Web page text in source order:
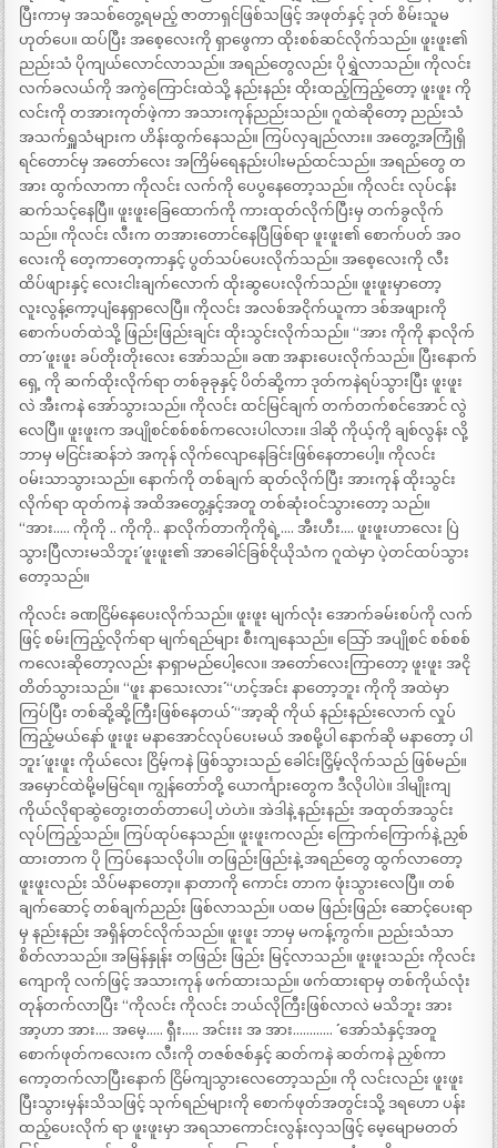
ပြီးကာမှ အသစ်တွေ့ရမည့် ဇာတာရှင်ဖြစ်သဖြင့် အဖုတ်နှင့် ဒုတ် စိမ်းသူမ
ဟုတ်ပေ။ ထပ်ပြီး အစေ့လေးကို ရှာဖွေကာ ထိုးစစ်ဆင်လိုက်သည်။ ဖူးဖူး၏
ညည်းသံ ပိုကျယ်လောင်လာသည်။ အရည်တွေလည်း ပိုရွှဲလာသည်။ ကိုလင်း
လက်ခလယ်ကို အကွဲကြောင်းထဲသို့ နည်းနည်း ထိုးထည့်ကြည့်တော့ ဖူးဖူး ကို
လင်းကို တအားကုတ်ဖဲ့ကာ အသားကုန်ညည်းသည်။ ဂူထဲဆိုတော့ ညည်းသံ
အသက်ရှူသံများက ဟိန်းထွက်နေသည်။ ကြပ်လှချည်လား။ အတွေ့အကြုံရှိ
ရင်တောင်မှ အတော်လေး အကြိမ်ရေနည်းပါးမည်ထင်သည်။ အရည်တွေ တ
အား ထွက်လာကာ ကိုလင်း လက်ကို ပေပွနေတော့သည်။ ကိုလင်း လုပ်ငန်း
ဆက်သင့်နေပြီ။ ဖူးဖူးခြေထောက်ကို ကားထုတ်လိုက်ပြီးမှ တက်ခွလိုက်
သည်။ ကိုလင်း လီးက တအားတောင်နေပြီဖြစ်ရာ ဖူးဖူး၏ စောက်ပတ် အ၀
လေးကို တေ့ကာတေ့ကာနှင့် ပွတ်သပ်ပေးလိုက်သည်။ အစေ့လေးကို လီး
ထိပ်ဖျားနှင့် လေးငါးချက်လောက် ထိုးဆွပေးလိုက်သည်။ ဖူးဖူးမှာတော့
လူးလွန့်ကော့ပျံနေရှာလေပြီ။ ကိုလင်း အလစ်အငိုက်ယူကာ ဒစ်အဖျားကို
စောက်ပတ်ထဲသို့ ဖြည်းဖြည်းချင်း ထိုးသွင်းလိုက်သည်။ “အား ကိုကို နာလိုက်
တာ´´ ဖူးဖူး ခပ်တိုးတိုးလေး အော်သည်။ ခဏ အနားပေးလိုက်သည်။ ပြီးနောက်
ရှေ့ ကို ဆက်ထိုးလိုက်ရာ တစ်ခုခုနှင့် ပိတ်ဆို့ကာ ဒုတ်ကနဲရပ်သွားပြီး ဖူးဖူး
လဲ အီးကနဲ အော်သွားသည်။ ကိုလင်း ထင်မြင်ချက် တက်တက်စင်အောင် လွဲ
လေပြီ။ ဖူးဖူးက အပျိုစင်စစ်စစ်ကလေးပါလား။ ဒါဆို ကိုယ့်ကို ချစ်လွန်း လို့
ဘာမှ မငြင်းဆန်ဘဲ အကုန် လိုက်လျောနေခြင်းဖြစ်နေတာပေါ့။ ကိုလင်း
ဝမ်းသာသွားသည်။ နောက်ကို တစ်ချက် ဆုတ်လိုက်ပြီး အားကုန် ထိုးသွင်း
လိုက်ရာ ထုတ်ကနဲ အထိအတွေ့နှင့်အတူ တစ်ဆုံးဝင်သွားတော့ သည်။
“အား….. ကိုကို .. ကိုကို.. နာလိုက်တာကိုကိုရဲ့…. အီးဟီး…. ဖူးဖူးဟာလေး ပြဲ
သွားပြီလားမသိဘူး´´ ဖူးဖူး၏ အာခေါင်ခြစ်ငိုယိုသံက ဂူထဲမှာ ပဲ့တင်ထပ်သွား
တော့သည်။
ကိုလင်း ခဏငြိမ်နေပေးလိုက်သည်။ ဖူးဖူး မျက်လုံး အောက်ခမ်းစပ်ကို လက်
ဖြင့် စမ်းကြည့်လိုက်ရာ မျက်ရည်များ စီးကျနေသည်။ သြော် အပျိုစင် စစ်စစ်
ကလေးဆိုတော့လည်း နာရှာမည်ပေါ့လေ။ အတော်လေးကြာတော့ ဖူးဖူး အငို
တိတ်သွားသည်။ “ဖူး နာသေးလား´´ “ဟင့်အင်း နာတော့ဘူး ကိုကို အထဲမှာ
ကြပ်ပြီး တစ်ဆို့ဆို့ကြီးဖြစ်နေတယ်´´ “အာ့ဆို ကိုယ် နည်းနည်းလောက် လှုပ်
ကြည့်မယ်နော် ဖူးဖူး မနာအောင်လုပ်ပေးမယ် အစမို့ပါ နောက်ဆို မနာတော့ ပါ
ဘူး´´ ဖူးဖူး ကိုယ်လေး ငြိမ့်ကနဲ ဖြစ်သွားသည် ခေါင်းငြှိမ့်လိုက်သည် ဖြစ်မည်။
အမှောင်ထဲမို့မမြင်ရ။ ကျွန်တော်တို့ ယောင်္ကျားတွေက ဒီလိုပါပဲ။ ဒါမျိုးကျ
ကိုယ်လိုရာဆွဲတွေးတတ်တာပေါ့ ဟဲဟဲ။ အဲဒါနဲ့ နည်းနည်း အထုတ်အသွင်း
လုပ်ကြည့်သည်။ ကြပ်ထုပ်နေသည်။ ဖူးဖူးကလည်း ကြောက်ကြောက်နဲ့ ညှစ်
ထားတာက ပို ကြပ်နေသလိုပါ။ တဖြည်းဖြည်းနဲ့ အရည်တွေ ထွက်လာတော့
ဖူးဖူးလည်း သိပ်မနာတော့။ နာတာကို ကောင်း တာက ဖုံးသွားလေပြီ။ တစ်
ချက်ဆောင့် တစ်ချက်ညည်း ဖြစ်လာသည်။ ပထမ ဖြည်းဖြည်း ဆောင့်ပေးရာ
မှ နည်းနည်း အရှိန်တင်လိုက်သည်။ ဖူးဖူး ဘာမှ မကန့်ကွက်။ ညည်းသံသာ
စိတ်လာသည်။ အမြန်နှုန်း တဖြည်း ဖြည်း မြင့်လာသည်။ ဖူးဖူးသည်း ကိုလင်း
ကျောကို လက်ဖြင့် အသားကုန် ဖက်ထားသည်။ ဖက်ထားရာမှ တစ်ကိုယ်လုံး
တုန်တက်လာပြီး “ကိုလင်း ကိုလင်း ဘယ်လိုကြီးဖြစ်လာလဲ မသိဘူး အား
အာ့ဟာ အား…. အမေ့….. ရှီး….. အင်းးး အ အား………… ´´ အော်သံနှင့်အတူ
စောက်ဖုတ်ကလေးက လီးကို တဇစ်ဇစ်နှင့် ဆတ်ကနဲ ဆတ်ကနဲ ညှစ်ကာ
ကော့တက်လာပြီးနောက် ငြိမ်ကျသွားလေတော့သည်။ ကို လင်းလည်း ဖူးဖူး
ပြီးသွားမှန်းသိသဖြင့် သုက်ရည်များကို စောက်ဖုတ်အတွင်းသို့ ဒရဟော ပန်း
ထည့်ပေးလိုက် ရာ ဖူးဖူးမှာ အရသာကောင်းလွန်းလှသဖြင့် မေ့မျောမတတ်